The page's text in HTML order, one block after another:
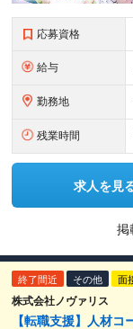
応募資格
給与
勤務地
残業時間
求人を見
掲
終了間近 その他 面
株式会社ノヴァリス
【転職支援】人材